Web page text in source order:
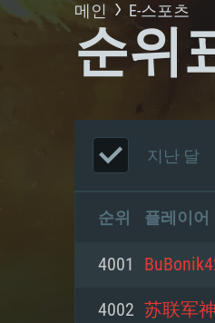
메인 E-스포츠
순위
지난 달
순위 플레이어
4001
4002 苏联军